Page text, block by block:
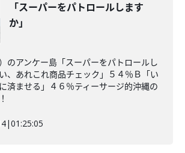
「スーパーをパトロールします
か」
のアンケー島「スーパーをパトロールし
、あれこれ商品チェック」５４％Ｂ「い
済ませる」４６％ティーサージ的沖縄の
|01:25:05